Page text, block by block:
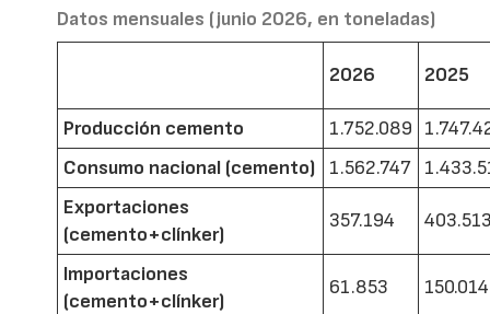
Datos mensuales (junio 2026, en toneladas)
2026 2025
Producción cemento 1.752.089
Consumo nacional (cemento)
1.562.747
Exportaciones
(cemento+clínker)
357.194
Importaciones
(cemento+clínker)
61.853 150.014